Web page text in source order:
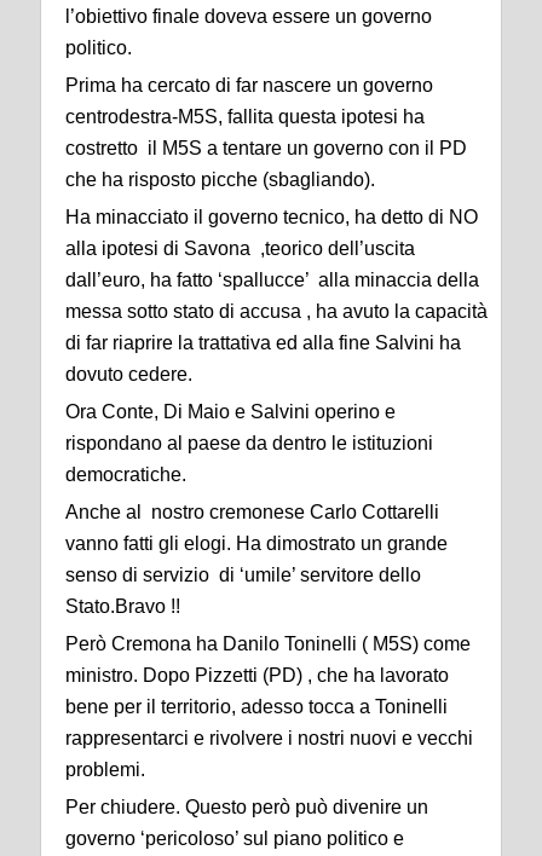
l’obiettivo finale doveva essere un governo
politico.
Prima ha cercato di far nascere un governo
centrodestra-M5S, fallita questa ipotesi ha
costretto il M5S a tentare un governo con il PD
che ha risposto picche (sbagliando).
Ha minacciato il governo tecnico, ha detto di NO
alla ipotesi di Savona ,teorico dell’uscita
dall’euro, ha fatto ‘spallucce’ alla minaccia della
messa sotto stato di accusa , ha avuto la capacità
di far riaprire la trattativa ed alla fine Salvini ha
dovuto cedere.
Ora Conte, Di Maio e Salvini operino e
rispondano al paese da dentro le istituzioni
democratiche.
Anche al nostro cremonese Carlo Cottarelli
vanno fatti gli elogi. Ha dimostrato un grande
senso di servizio di ‘umile’ servitore dello
Stato.Bravo !!
Però Cremona ha Danilo Toninelli ( M5S) come
ministro. Dopo Pizzetti (PD) , che ha lavorato
bene per il territorio, adesso tocca a Toninelli
rappresentarci e rivolvere i nostri nuovi e vecchi
problemi.
Per chiudere. Questo però può divenire un
governo ‘pericoloso’ sul piano politico e